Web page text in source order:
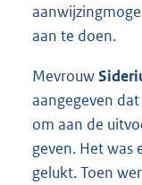
aan te doen.
Mevrouw
aangegeven
om aan de
geven. Het was
gelukt. Toen